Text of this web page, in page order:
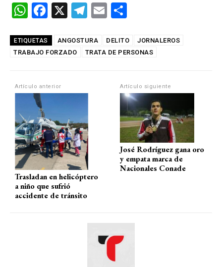
W
at
s
p
p
F
ce
b
o
X
T
e
gr
m
E
ail m
p
tir
ETIQUETAS ANGOSTURA DELITO
JORNALEROS
TRABAJO FORZADO
TRATA DE PERSONAS
Artículo anterior
Trasladan en helicóptero
a niño que sufrió
accidente de tránsito
Artículo siguiente
José Rodríguez gana oro
y empata marca de
Nacionales Conade